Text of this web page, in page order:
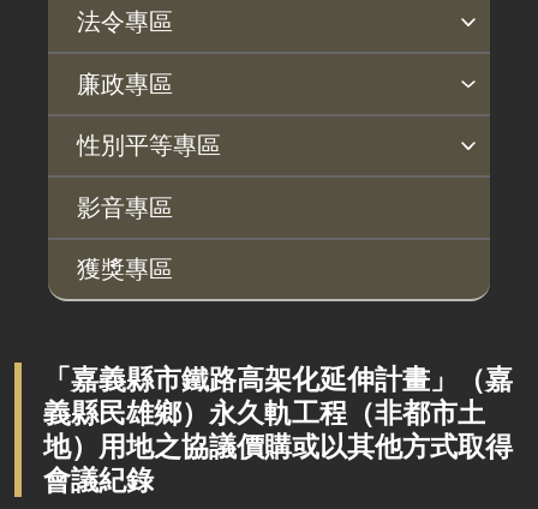
法令專區
法令查詢
解釋性規定及裁量基準
法令英譯徵集意見專區
訴願文件下載
相關實務判解
相關網站資源
廉政專區
揭弊者保護專區
廉政訊息
利益衝突迴避園地
公務員廉政倫理規範
公職人員財產申報園地
廉政檢舉管道
桃地計畫廉政平臺專網
桃地計畫
廉政平臺
啟動儀式及交流座談會
定期聯繫會議
廉政體系
性別平等專區
性別平等工作小組
宣傳事項
性別平等推動計畫
性別平等統計分析
性別平等影響評估
性騷擾防治
相關網站
影音專區
獲獎專區
「嘉義縣市鐵路高架化延伸計畫」（嘉
義縣民雄鄉）永久軌工程（非都市土
地）用地之協議價購或以其他方式取得
會議紀錄